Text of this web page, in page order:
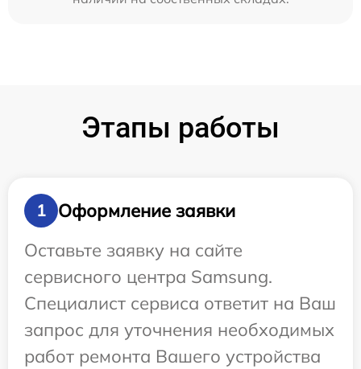
Этапы работы
1
Оформление заявки
Оставьте заявку на сайте
сервисного центра Samsung.
Специалист сервиса ответит на Ваш
запрос для уточнения необходимых
работ ремонта Вашего устройства